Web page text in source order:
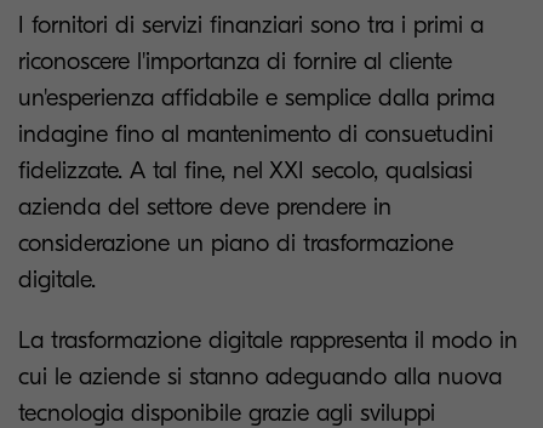
I fornitori di servizi finanziari sono tra i primi a
riconoscere l'importanza di fornire al cliente
un'esperienza affidabile e semplice dalla prima
indagine fino al mantenimento di consuetudini
fidelizzate. A tal fine, nel XXI secolo, qualsiasi
azienda del settore deve prendere in
considerazione un piano di trasformazione
digitale.
La trasformazione digitale rappresenta il modo in
cui le aziende si stanno adeguando alla nuova
tecnologia disponibile grazie agli sviluppi